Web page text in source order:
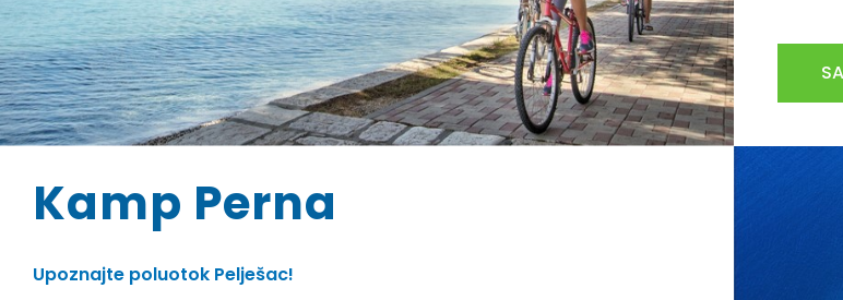
Kamp Perna
Upoznajte poluotok Pelješac!